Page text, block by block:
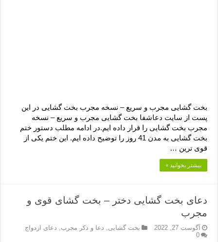
بخت گشایی مجرب و سریع – نسخه مجرب بخت گشایی در این
پست از سایت دعاشفا بخت گشایی مجرب و سریع – نسخه
مجرب بخت گشایی را قرار داده ایم.در ادامه مطلب دستور ختم
بخت گشایی به مدن 41 روز را توضیح داده ایم. این ختم یکی از
قوی ترین …
بیشتر بخوانید »
دعای بخت گشایی دختر – بخت گشای قوی و
مجرب
آگوست 27, 2022 بخت گشایی, دعا و ذکر مجرب, دعای ازدواج
0